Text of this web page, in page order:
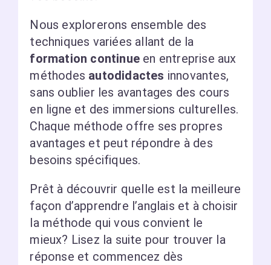
Nous explorerons ensemble des
techniques variées allant de la
formation continue en entreprise aux
méthodes autodidactes innovantes,
sans oublier les avantages des cours
en ligne et des immersions culturelles.
Chaque méthode offre ses propres
avantages et peut répondre à des
besoins spécifiques.
Prêt à découvrir quelle est la meilleure
façon d’apprendre l’anglais et à choisir
la méthode qui vous convient le
mieux? Lisez la suite pour trouver la
réponse et commencez dès